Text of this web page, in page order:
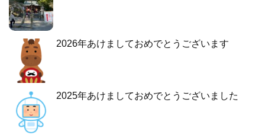
2026年あけましておめでとうございます
2025年あけましておめでとうございました